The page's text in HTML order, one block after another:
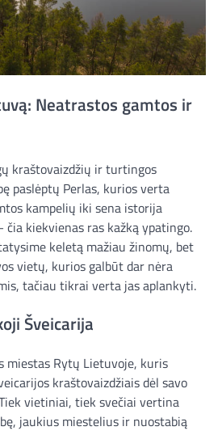
Neatrastos gamtos ir
kraštovaizdžių ir turtingos
paslėptų Perlas, kurios verta
kampelių iki sena istorija
kiekvienas ras kažką ypatingo.
keletą mažiau žinomų, bet
vietų, kurios galbūt dar nėra
tačiau tikrai verta jas aplankyti.
Šveicarija
Rytų Lietuvoje, kuris
kraštovaizdžiais dėl savo
vietiniai, tiek svečiai vertina
jaukius miestelius ir nuostabią